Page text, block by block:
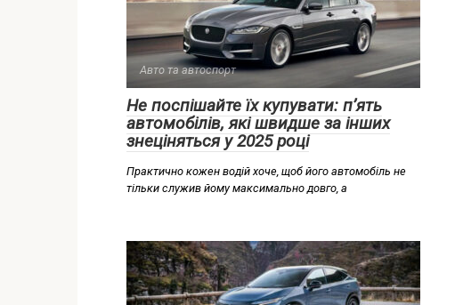
Авто та автоспорт
Не поспішайте їх купувати: п’ять
автомобілів, які швидше за інших
знеціняться у 2025 році
Практично кожен водій хоче, щоб його автомобіль не
тільки служив йому максимально довго, а